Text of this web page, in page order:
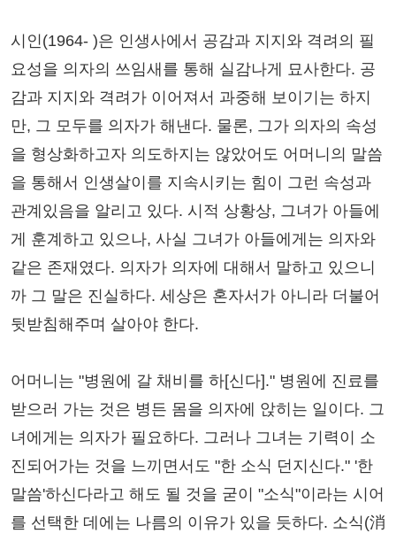
시인(1964- )은 인생사에서 공감과 지지와 격려의 필
요성을 의자의 쓰임새를 통해 실감나게 묘사한다. 공
감과 지지와 격려가 이어져서 과중해 보이기는 하지
만, 그 모두를 의자가 해낸다. 물론, 그가 의자의 속성
을 형상화하고자 의도하지는 않았어도 어머니의 말씀
을 통해서 인생살이를 지속시키는 힘이 그런 속성과
관계있음을 알리고 있다. 시적 상황상, 그녀가 아들에
게 훈계하고 있으나, 사실 그녀가 아들에게는 의자와
같은 존재였다. 의자가 의자에 대해서 말하고 있으니
까 그 말은 진실하다. 세상은 혼자서가 아니라 더불어
뒷받침해주며 살아야 한다.
어머니는 "병원에 갈 채비를 하[신다]." 병원에 진료를
받으러 가는 것은 병든 몸을 의자에 앉히는 일이다. 그
녀에게는 의자가 필요하다. 그러나 그녀는 기력이 소
진되어가는 것을 느끼면서도 "한 소식 던지신다." '한
말씀'하신다라고 해도 될 것을 굳이 "소식"이라는 시어
를 선택한 데에는 나름의 이유가 있을 듯하다. 소식(消